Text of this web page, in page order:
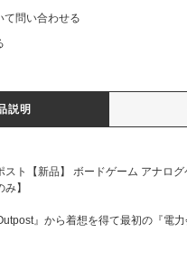
て問い合わせる
説明
スト【新品】 ボードゲーム アナロ
】
』から着想を得て最初の『電